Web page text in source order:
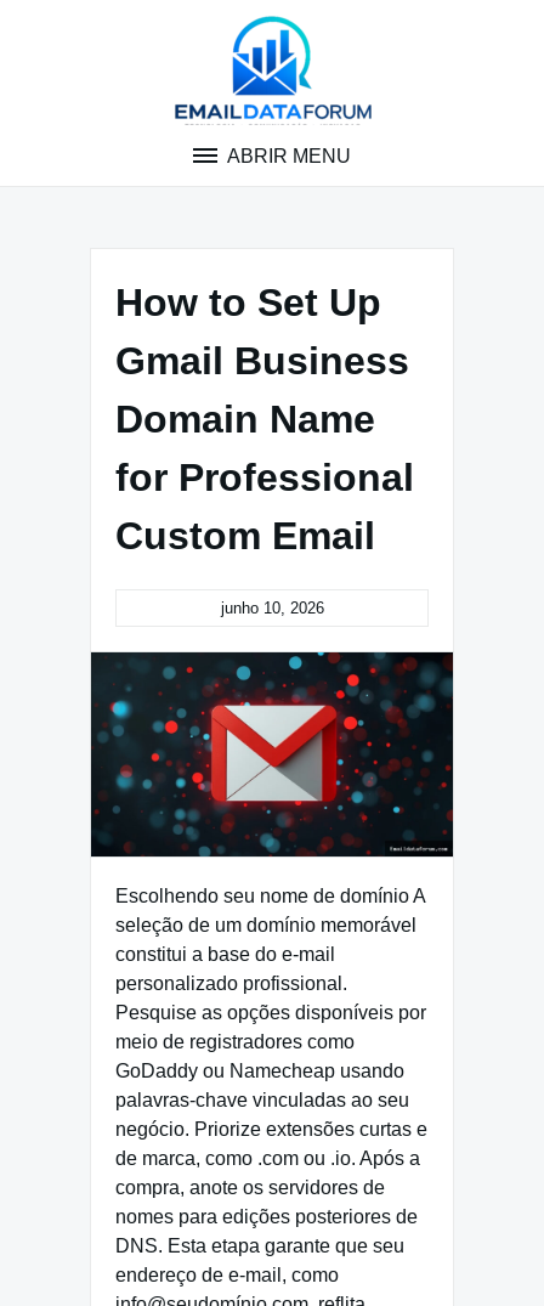
ABRIR MENU
How to Set Up
Gmail Business
Domain Name
for Professional
Custom Email
junho 10, 2026
Escolhendo seu nome de domínio A
seleção de um domínio memorável
constitui a base do e-mail
personalizado profissional.
Pesquise as opções disponíveis por
meio de registradores como
GoDaddy ou Namecheap usando
palavras-chave vinculadas ao seu
negócio. Priorize extensões curtas e
de marca, como .com ou .io. Após a
compra, anote os servidores de
nomes para edições posteriores de
DNS. Esta etapa garante que seu
endereço de e-mail, como